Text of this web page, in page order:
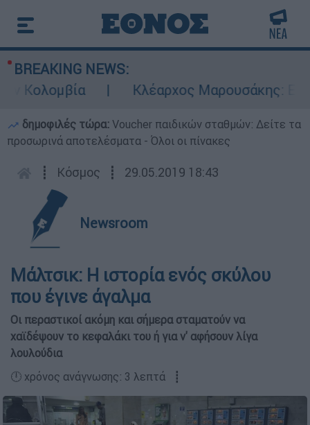
BREAKING NEWS:
Κλέαρχος Μαρουσάκης:
δημοφιλές τώρα: Voucher παιδικών σταθμών: Δείτε τα
προσωρινά αποτελέσματα - Όλοι οι πίνακες
┋ Κόσμος ┋ 29.05.2019 18:43
Newsroom
Μάλτσικ: Η ιστορία ενός σκύλου
που έγινε άγαλμα
Οι περαστικοί ακόμη και σήμερα σταματούν να
χαϊδέψουν το κεφαλάκι του ή για ν' αφήσουν λίγα
λουλούδια
🕛 χρόνος ανάγνωσης: 3 λεπτά ┋